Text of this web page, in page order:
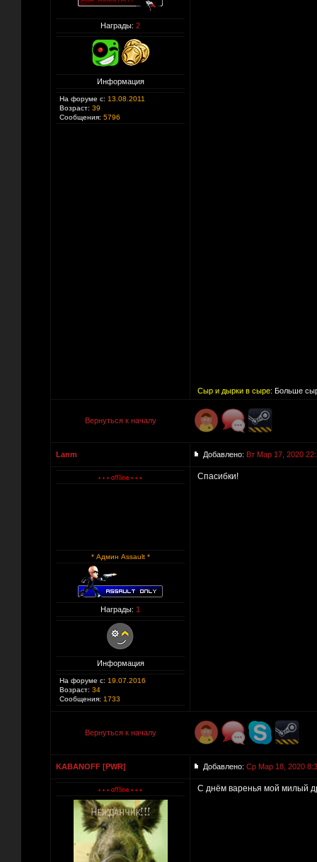
Награды: 2
Информация
На форуме с: 13.08.2011
Возраст: 39
Сообщения: 5796
Сыр и дырки в сыре: Больше
Вернуться к началу
Lanm Добавлено: Вт Мар 17, 2020
* Админ Assault *
Награды: 1
Информация
На форуме с: 19.07.2016
Возраст: 34
Сообщения: 1733
Спасибки!
Вернуться к началу
KABANOFF [PWR] Добавлено: Ср Мар 18, 2020
С днём варенья мой милый